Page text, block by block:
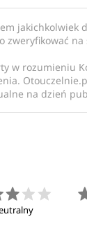
jakichkolwiek
na
w rozumieniu
na dzień